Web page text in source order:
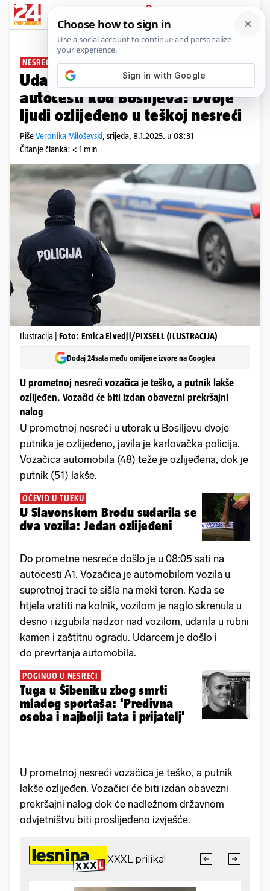
PRIJAVA
News Komentari
NESREĆA NA A1
Udarila kamen i prevrnula se na
autocesti kod Bosiljeva: Dvoje
ljudi ozlijeđeno u teškoj nesreći
PišeVeronika Miloševski, srijeda, 8.1.2025. u 08:31
Čitanje članka: < 1 min
Ilustracija | Foto: Emica Elvedji/PIXSELL (ILUSTRACIJA)
Dodaj 24sata među omiljene izvore na Googleu
U prometnoj nesreći vozačica je teško, a putnik lakše
ozlijeđen. Vozačici će biti izdan obavezni prekršajni
nalog
U prometnoj nesreći u utorak u Bosiljevu dvoje
putnika je ozlijeđeno, javila je karlovačka policija.
Vozačica automobila (48) teže je ozlijeđena, dok je
putnik (51) lakše.
OČEVID U TIJEKU
U Slavonskom Brodu sudarila se
dva vozila: Jedan ozlijeđeni
Do prometne nesreće došlo je u 08:05 sati na
autocesti A1. Vozačica je automobilom vozila u
suprotnoj traci te sišla na meki teren. Kada se
htjela vratiti na kolnik, vozilom je naglo skrenula u
desno i izgubila nadzor nad vozilom, udarila u rubni
kamen i zaštitnu ogradu. Udarcem je došlo i
do prevrtanja automobila.
POGINUO U NESREĆI
Tuga u Šibeniku zbog smrti
mladog sportaša: 'Predivna
osoba i najbolji tata i prijatelj'
U prometnoj nesreći vozačica je teško, a putnik
lakše ozlijeđen. Vozačici će biti izdan obavezni
prekršajni nalog dok će nadležnom državnom
odvjetništvu biti proslijeđeno izvješće.